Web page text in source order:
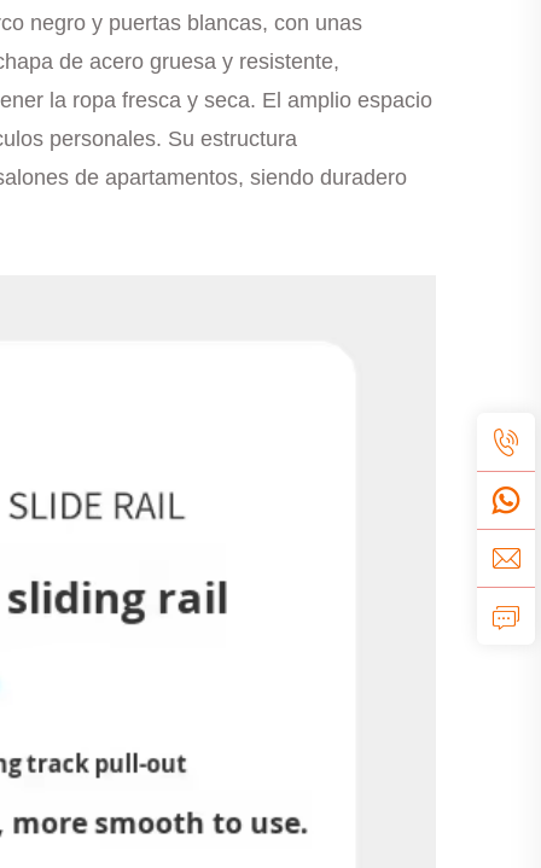
negro y puertas blancas, con unas
de acero gruesa y resistente,
la ropa fresca y seca. El amplio espacio
personales. Su estructura
de apartamentos, siendo duradero